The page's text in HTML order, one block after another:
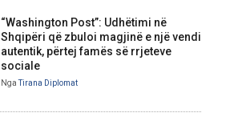
“Washington Post”: Udhëtimi në
Shqipëri që zbuloi magjinë e një vendi
autentik, përtej famës së rrjeteve
sociale
NgaTirana Diplomat